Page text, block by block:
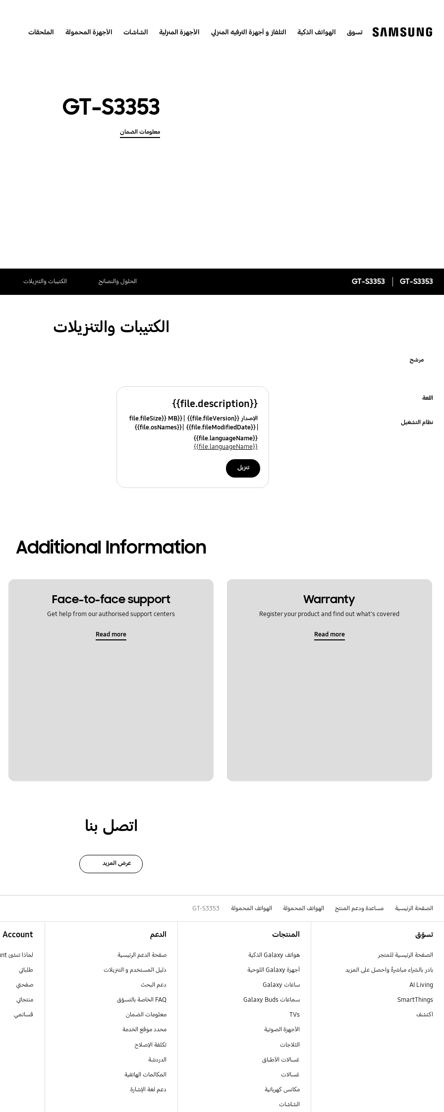
تسوق الهواتف الذكية التلفاز و أجهزة الترفيه المنزلي الأجهزة المنزلية الشاشات الأجهزة المحمولة الملحقات
GT-S3353
معلومات الضمان
GT-S3353
GT-S3353 الحلول والنصائح الكتيبات والتنزيلات
الكتيبات والتنزيلات
مرشح
اللغة
نظام التشغيل
{{file.description}}
الإصدار {{file.fileVersion}}
{{file.fileSize}} MB
{{file.fileModifiedDate}}
{{file.osNames}}
{{file.languageName}}
{{file.languageName}}
تنزيل
Additional Information
Warranty
Register your product and find out what's covered
Read more
Face-to-face support
Get help from our authorised support centers
Read more
اتصل بنا
عرض المزيد
الصفحة الرئيسية مساعدة ودعم المنتج الهواتف المحمولة الهواتف المحمولة GT-S3353
تسوّق
الصفحة الرئيسية للمتجر
بادر بالشراء مباشرةً واحصل على المزيد
AI Living
SmartThings
اكتشف
المنتجات
هواتف Galaxy الذكية
أجهزة Galaxy اللوحية
ساعات Galaxy
سماعات Galaxy Buds
TVs
الأجهزة الصوتية
الثلاجات
غسالات الأطباق
غسالات
مكانس كهربائية
الشاشات
الدعم
صفحة الدعم الرئيسية
دليل المستخدم و التنزيلات
دعم البحث
FAQ الخاصة بالتسوّق
معلومات الضمان
محدد موقع الخدمة
تكلفة الإصلاح
الدردشة
المكالمات الهاتفية
دعم لغة الإشارة
Account
لماذا تنشئ Samsung Account
طلباتي
صفحتي
منتجاتي
قسائمي